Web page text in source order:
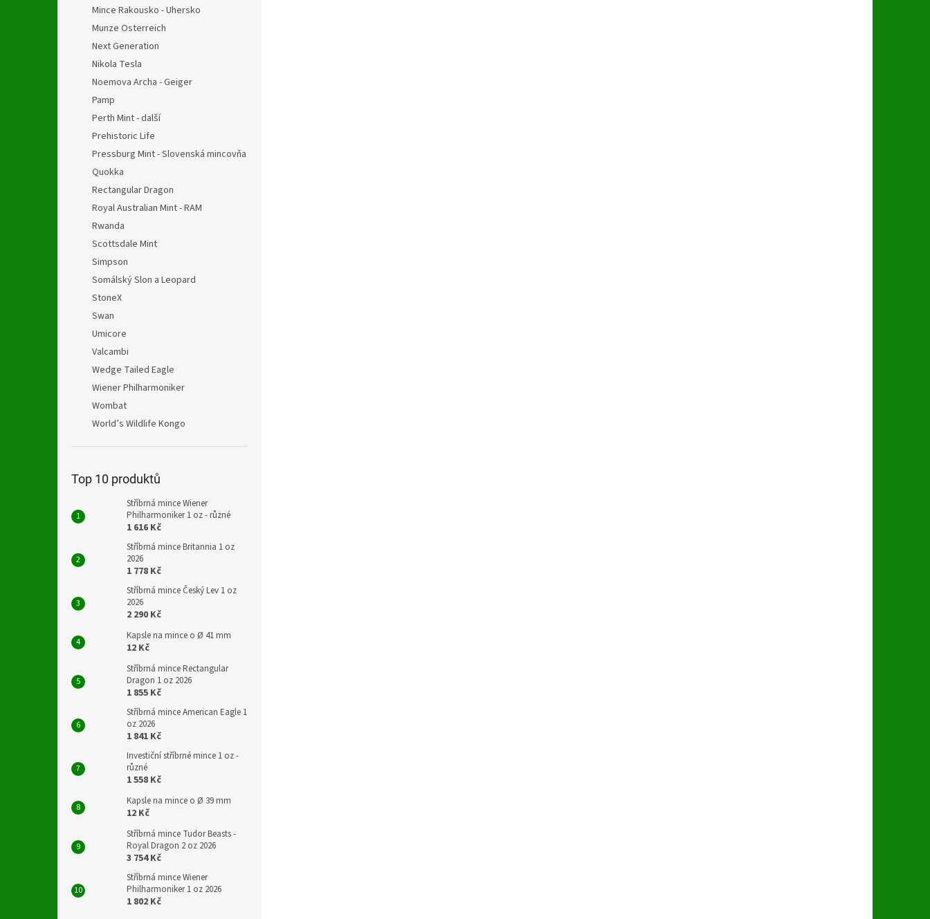
Mince Rakousko - Uhersko
Munze Osterreich
Next Generation
Nikola Tesla
Noemova Archa - Geiger
Pamp
Perth Mint - další
Prehistoric Life
Pressburg Mint - Slovenská mincovňa
Quokka
Rectangular Dragon
Royal Australian Mint - RAM
Rwanda
Scottsdale Mint
Simpson
Somálský Slon a Leopard
StoneX
Swan
Umicore
Valcambi
Wedge Tailed Eagle
Wiener Philharmoniker
Wombat
World’s Wildlife Kongo
Top 10 produktů
Stříbrná mince Wiener
Philharmoniker 1 oz - různé
1 616 Kč
Stříbrná mince Britannia 1 oz
2026
1 778 Kč
Stříbrná mince Český Lev 1 oz
2026
2 290 Kč
Kapsle na mince o Ø 41 mm
12 Kč
Stříbrná mince Rectangular
Dragon 1 oz 2026
1 855 Kč
Stříbrná mince American Eagle 1
oz 2026
1 841 Kč
Investiční stříbrné mince 1 oz -
různé
1 558 Kč
Kapsle na mince o Ø 39 mm
12 Kč
Stříbrná mince Tudor Beasts -
Royal Dragon 2 oz 2026
3 754 Kč
Stříbrná mince Wiener
Philharmoniker 1 oz 2026
1 802 Kč